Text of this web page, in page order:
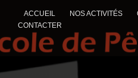
ACCUEIL NOS ACTIVITÉS
CONTACTER